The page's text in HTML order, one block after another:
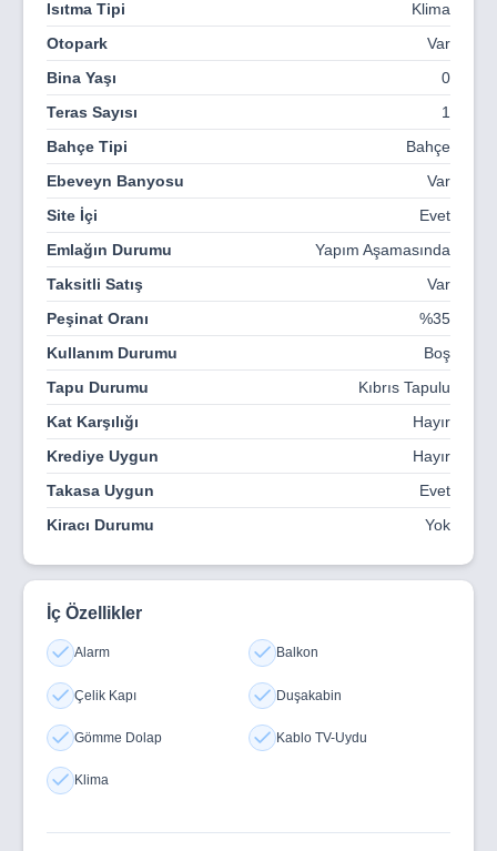
ısıtmalı yüzme havuzu, açık havuzlar, çocuk havuzu, mini
market ve daha birçok sosyal imkan sunmaktayız.
Projemiz, evrenin büyüsünden ilham alarak sekiz farklı
gezegen temalı konut tipleri barındırmakta olup, her biri
kendi benzersiz cazibesine ve karakterine sahiptir. Mars,
Satürn, Jüpiter ve daha fazlasının büyüleyici diyarlarını
keşfedin ve kendi evinizin konforuyla görsel bir yolculuğa
çıkın. Ayrıca kompleks içerisinde, site girişinde
konumlanan, sosyal ve eğlence alanlarını içeren Nova
Center’da sevdiklerinizle birlikte keyifli zamanlar
geçireceksiniz.
Isıtma Tipi
Klima
Otopark
Var
Bina Yaşı
0
Teras Sayısı
1
Bahçe Tipi
Bahçe
Ebeveyn Banyosu
Var
Site İçi
Evet
Emlağın Durumu
Yapım Aşamasında
Taksitli Satış
Var
Peşinat Oranı
%35
Kullanım Durumu
Boş
Tapu Durumu
Kıbrıs Tapulu
Kat Karşılığı
Hayır
Krediye Uygun
Hayır
Takasa Uygun
Evet
Kiracı Durumu
Yok
İç Özellikler
Alarm Balkon
Çelik Kapı Duşakabin
Gömme Dolap Kablo TV-Uydu
Klima